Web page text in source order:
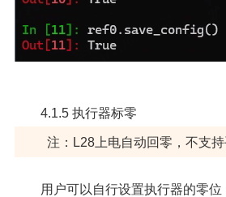
4.1.5 执行器标零
注：L28上电自动回零，不支持
用户可以自行设置执行器的零位